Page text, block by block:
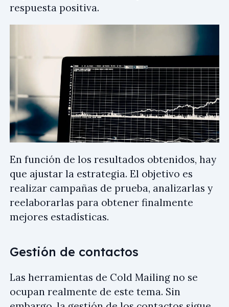
respuesta positiva.
En función de los resultados obtenidos, hay
que ajustar la estrategia. El objetivo es
realizar campañas de prueba, analizarlas y
reelaborarlas para obtener finalmente
mejores estadísticas.
Gestión de contactos
Las herramientas de Cold Mailing no se
ocupan realmente de este tema. Sin